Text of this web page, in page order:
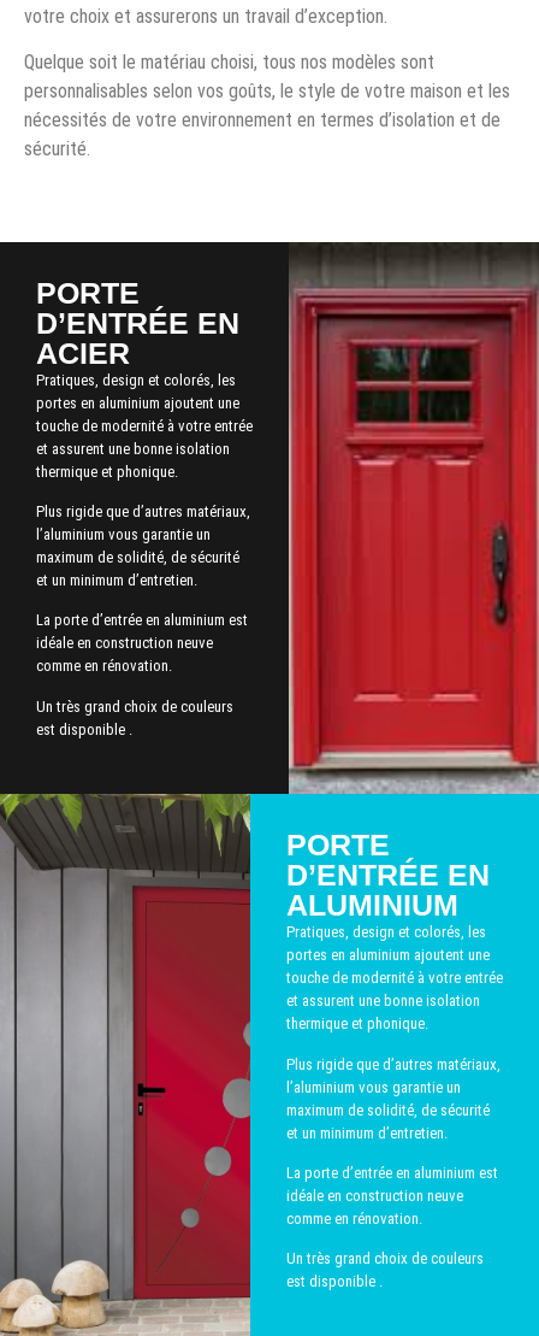
votre choix et assurerons un travail d’exception.
Quelque soit le matériau choisi, tous nos modèles sont
personnalisables selon vos goûts, le style de votre maison et les
nécessités de votre environnement en termes d’isolation et de
sécurité.
PORTE
D’ENTRÉE EN
ACIER
Pratiques, design et colorés, les
portes en aluminium ajoutent une
touche de modernité à votre entrée
et assurent une bonne isolation
thermique et phonique.
Plus rigide que d’autres matériaux,
l’aluminium vous garantie un
maximum de solidité, de sécurité
et un minimum d’entretien.
La porte d’entrée en aluminium est
idéale en construction neuve
comme en rénovation.
Un très grand choix de couleurs
est disponible .
PORTE
D’ENTRÉE EN
ALUMINIUM
Pratiques, design et colorés, les
portes en aluminium ajoutent une
touche de modernité à votre entrée
et assurent une bonne isolation
thermique et phonique.
Plus rigide que d’autres matériaux,
l’aluminium vous garantie un
maximum de solidité, de sécurité
et un minimum d’entretien.
La porte d’entrée en aluminium est
idéale en construction neuve
comme en rénovation.
Un très grand choix de couleurs
est disponible .